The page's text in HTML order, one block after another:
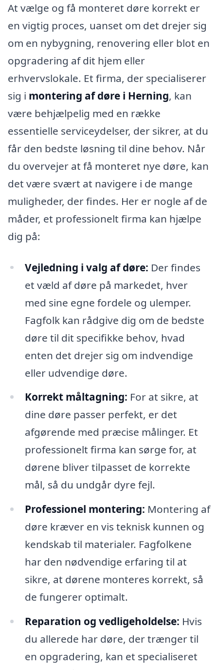
At vælge og få monteret døre korrekt er
en vigtig proces, uanset om det drejer sig
om en nybygning, renovering eller blot en
opgradering af dit hjem eller
erhvervslokale. Et firma, der specialiserer
sig i montering af døre i Herning, kan
være behjælpelig med en række
essentielle serviceydelser, der sikrer, at du
får den bedste løsning til dine behov. Når
du overvejer at få monteret nye døre, kan
det være svært at navigere i de mange
muligheder, der findes. Her er nogle af de
måder, et professionelt firma kan hjælpe
dig på:
Vejledning i valg af døre: Der findes
et væld af døre på markedet, hver
med sine egne fordele og ulemper.
Fagfolk kan rådgive dig om de bedste
døre til dit specifikke behov, hvad
enten det drejer sig om indvendige
eller udvendige døre.
Korrekt måltagning: For at sikre, at
dine døre passer perfekt, er det
afgørende med præcise målinger. Et
professionelt firma kan sørge for, at
dørene bliver tilpasset de korrekte
mål, så du undgår dyre fejl.
Professionel montering: Montering af
døre kræver en vis teknisk kunnen og
kendskab til materialer. Fagfolkene
har den nødvendige erfaring til at
sikre, at dørene monteres korrekt, så
de fungerer optimalt.
Reparation og vedligeholdelse: Hvis
du allerede har døre, der trænger til
en opgradering, kan et specialiseret